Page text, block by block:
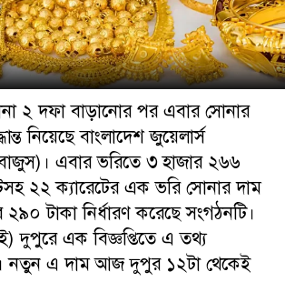
২ দফা বাড়ানোর পর এবার সোনার
নিয়েছে বাংলাদেশ জুয়েলার্স
এবার ভরিতে ৩ হাজার ২৬৬
২২ ক্যারেটের এক ভরি সোনার দাম
টাকা নির্ধারণ করেছে সংগঠনটি।
দুপুরে এক বিজ্ঞপ্তিতে এ তথ্য
নতুন এ দাম আজ দুপুর ১২টা থেকেই